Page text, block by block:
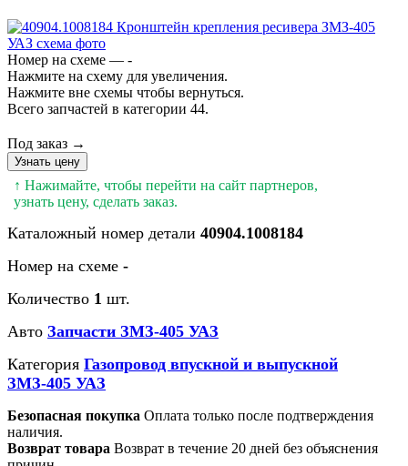
Номер на схеме — -
Нажмите на схему для увеличения.
Нажмите вне схемы чтобы вернуться.
Всего запчастей в категории 44.
Под заказ →
Узнать цену
↑ Нажимайте, чтобы перейти на сайт партнеров,
узнать цену, сделать заказ.
Каталожный номер детали 40904.1008184
Номер на схеме -
Количество 1 шт.
Авто Запчасти ЗМЗ-405 УАЗ
Категория Газопровод впускной и выпускной
ЗМЗ-405 УАЗ
Безопасная покупка Оплата только после подтверждения
наличия.
Возврат товара Возврат в течение 20 дней без объяснения